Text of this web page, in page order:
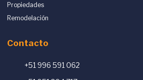
Propiedades
Remodelación
Contacto
+51 996 591 062